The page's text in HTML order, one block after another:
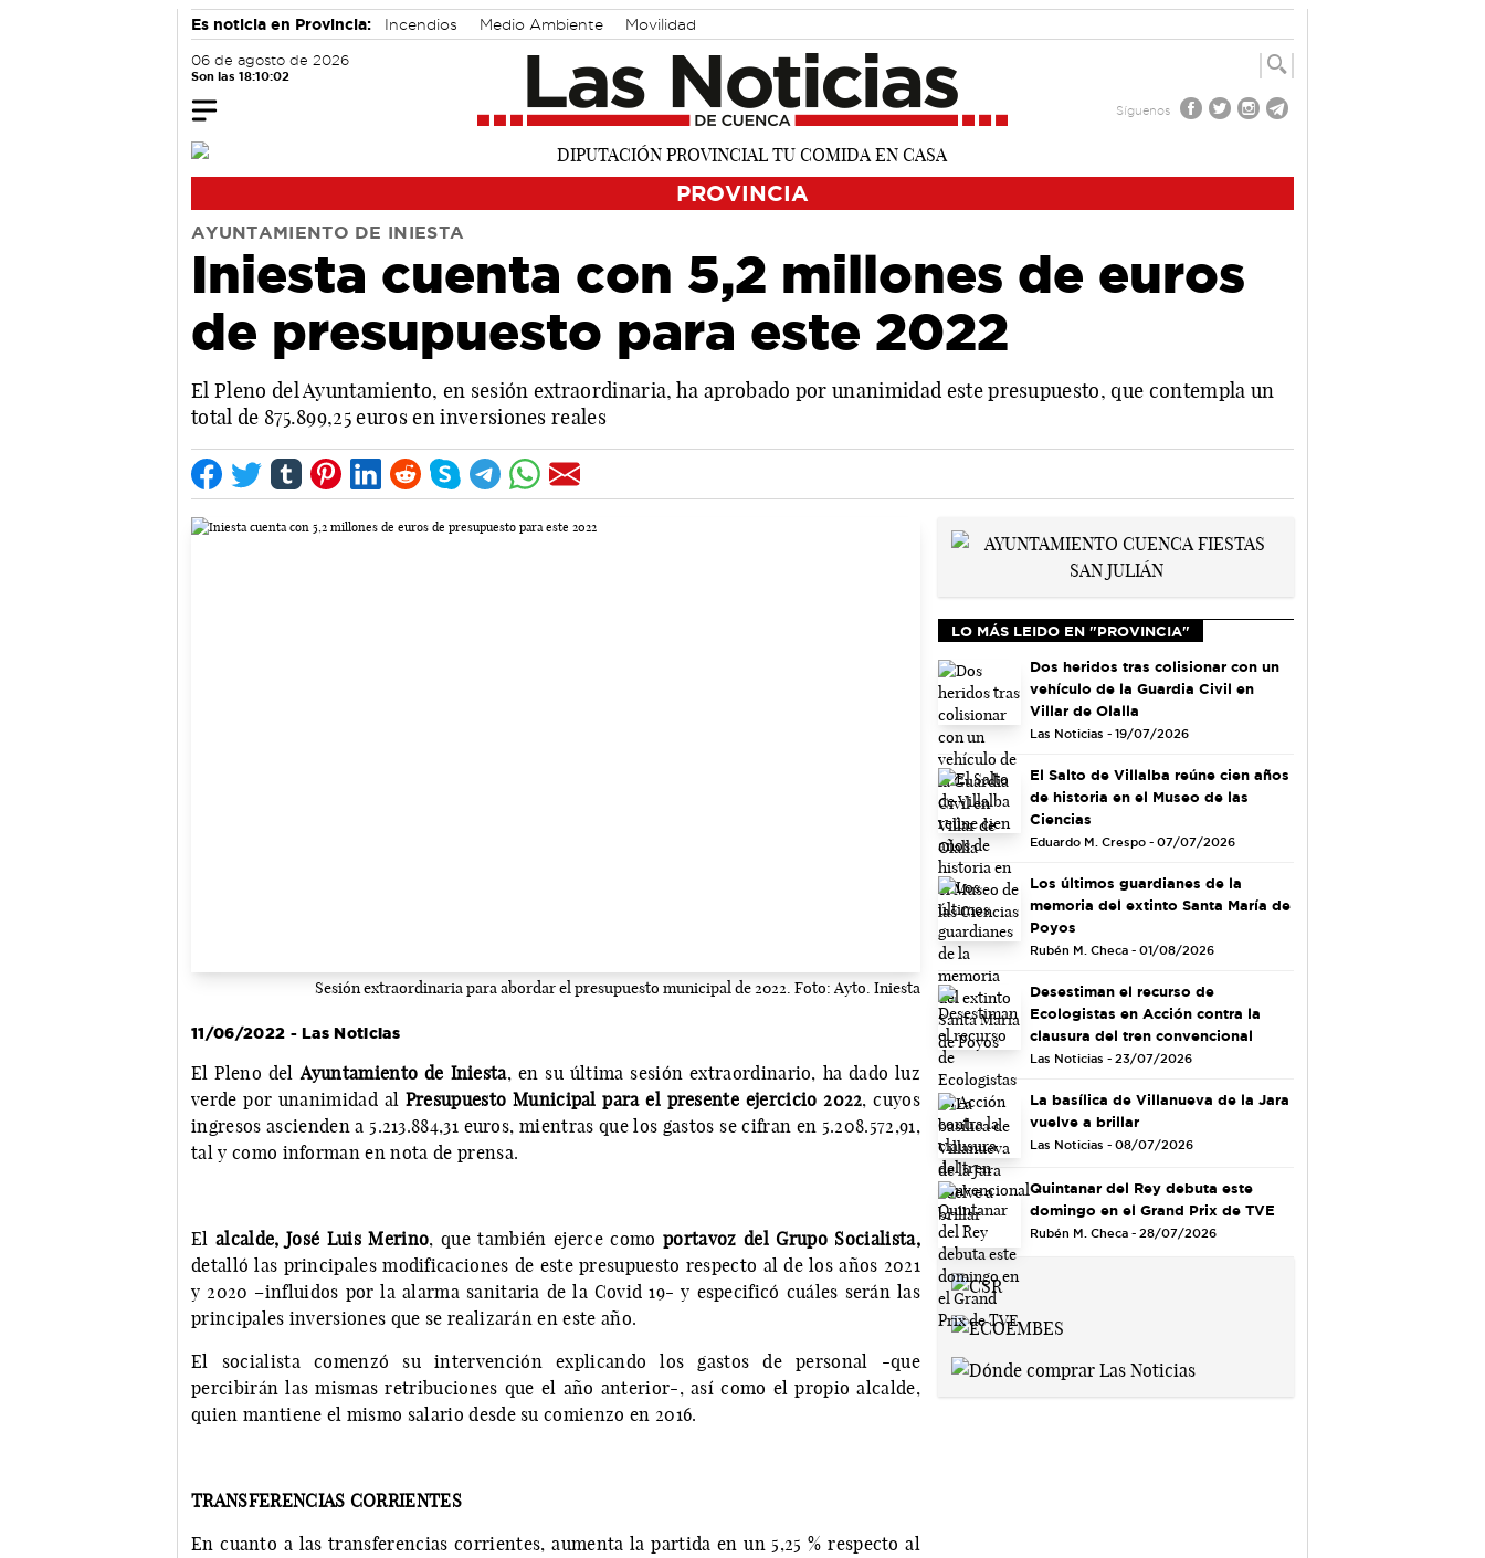
Es noticia en Provincia: Incendios Medio Ambiente Movilidad
06 de agosto de 2026
Son las 18:10:03
Síguenos
PROVINCIA
AYUNTAMIENTO DE INIESTA
Iniesta cuenta con 5,2 millones de euros
de presupuesto para este 2022
El Pleno del Ayuntamiento, en sesión extraordinaria, ha aprobado por unanimidad este presupuesto, que contempla un
total de 875.899,25 euros en inversiones reales
Sesión extraordinaria para abordar el presupuesto municipal de 2022. Foto: Ayto. Iniesta
11/06/2022 - Las Noticias
El Pleno delAyuntamiento de Iniesta, en su última sesión extraordinario, ha dado luz
verde por unanimidad al Presupuesto Municipal para el presente ejercicio 2022, cuyos
ingresos ascienden a 5.213.884,31 euros, mientras que los gastos se cifran en 5.208.572,91,
tal y como informan en nota de prensa.
Elalcalde, José Luis Merino, que también ejerce comoportavoz del Grupo Socialista,
detalló las principales modificaciones de este presupuesto respecto al de los años 2021
y 2020 –influidos por la alarma sanitaria de la Covid 19- y especificó cuáles serán las
principales inversiones que se realizarán en este año.
El socialista comenzó su intervención explicando los gastos de personal -que
percibirán las mismas retribuciones que el año anterior-, así como el propio alcalde,
quien mantiene el mismo salario desde su comienzo en 2016.
TRANSFERENCIAS CORRIENTES
En cuanto a las transferencias corrientes, aumenta la partida en un 5,25 % respecto al
LO MÁS LEIDO EN "PROVINCIA"
Dos heridos tras colisionar con un
vehículo de la Guardia Civil en
Villar de Olalla
Las Noticias - 19/07/2026
El Salto de Villalba reúne cien años
de historia en el Museo de las
Ciencias
Eduardo M. Crespo - 07/07/2026
Los últimos guardianes de la
memoria del extinto Santa María de
Poyos
Rubén M. Checa - 01/08/2026
Desestiman el recurso de
Ecologistas en Acción contra la
clausura del tren convencional
Las Noticias - 23/07/2026
La basílica de Villanueva de la Jara
vuelve a brillar
Las Noticias - 08/07/2026
Quintanar del Rey debuta este
domingo en el Grand Prix de TVE
Rubén M. Checa - 28/07/2026